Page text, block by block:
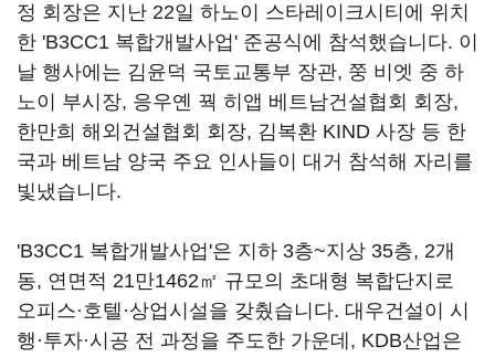
정 회장은 지난 22일 하노이 스타레이크시티에 위치
한 'B3CC1 복합개발사업' 준공식에 참석했습니다. 이
날 행사에는 김윤덕 국토교통부 장관, 쭝 비엣 중 하
노이 부시장, 응우옌 꿕 히앱 베트남건설협회 회장,
한만희 해외건설협회 회장, 김복환 KIND 사장 등 한
국과 베트남 양국 주요 인사들이 대거 참석해 자리를
빛냈습니다.
'B3CC1 복합개발사업'은 지하 3층~지상 35층, 2개
동, 연면적 21만1462㎡ 규모의 초대형 복합단지로
오피스·호텔·상업시설을 갖췄습니다. 대우건설이 시
행·투자·시공 전 과정을 주도한 가운데, KDB산업은